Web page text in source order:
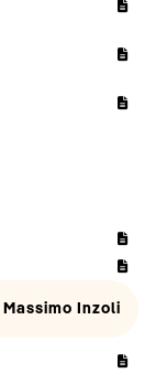
Massimo Inzoli